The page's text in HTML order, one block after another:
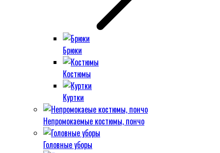
Брюки
Костюмы
Куртки
Непромокаемые костюмы, пончо
Головные уборы